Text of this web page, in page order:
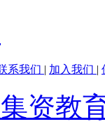
系我们 | 加入我们 |
资教